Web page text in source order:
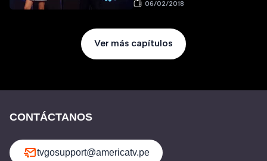
06/02/2018
Ver más capítulos
CONTÁCTANOS
tvgosupport@americatv.pe